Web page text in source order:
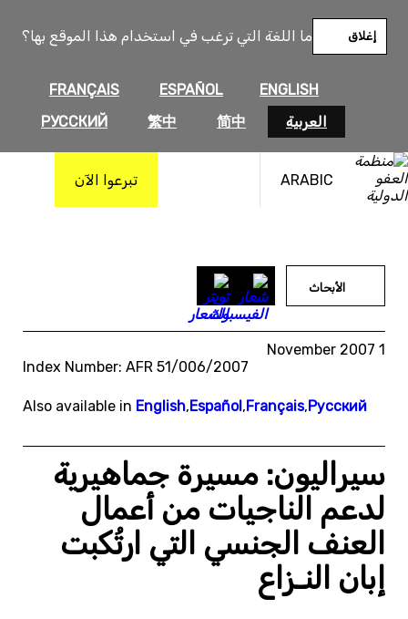
ما اللغة التي ترغب في استخدام هذا الموقع بها؟
ENGLISH
ESPAÑOL
FRANÇAIS
العربية
简中
繁中
РУССКИЙ
إغلاق
ARABIC تبرعوا الآن
المحتوى
الأبحاث
1 November 2007
Index Number: AFR 51/006/2007
Also available in English,Español,Français,Русский
سيراليون: مسيرة جماهيرية
لدعم الناجيات من أعمال
العنف الجنسي التي ارتُكبت
إبان النـزاع